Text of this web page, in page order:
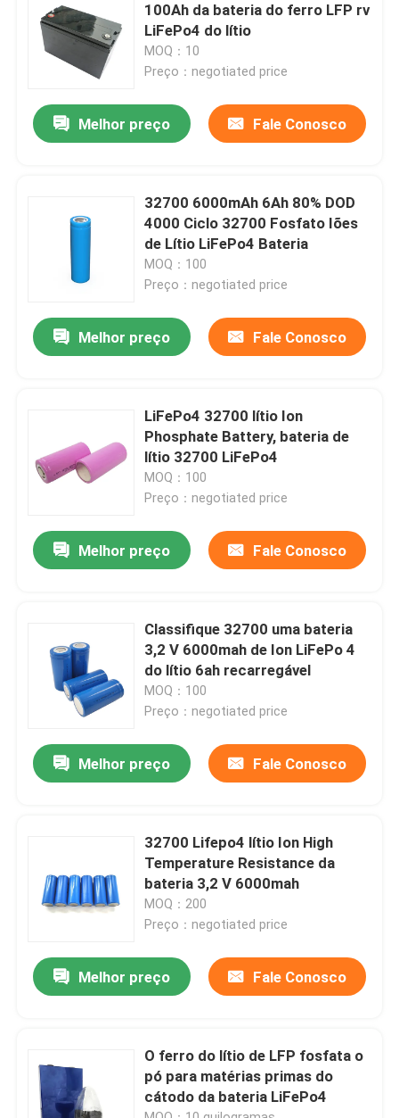
Produtos
Show de RV
Quem Somos
Controle de Qualidade
notícias
Bateria do íon LiFePO4 do lítio
100Ah da bateria do ferro LFP rv
LiFePo4 do lítio
MOQ：10
Preço：negotiated price
Melhor preço Fale Conosco
32700 6000mAh 6Ah 80% DOD
4000 Ciclo 32700 Fosfato Iões
de Lítio LiFePo4 Bateria
MOQ：100
Preço：negotiated price
Melhor preço Fale Conosco
LiFePo4 32700 lítio Ion
Phosphate Battery, bateria de
lítio 32700 LiFePo4
MOQ：100
Preço：negotiated price
Melhor preço Fale Conosco
Classifique 32700 uma bateria
3,2 V 6000mah de Ion LiFePo 4
do lítio 6ah recarregável
MOQ：100
Preço：negotiated price
Melhor preço Fale Conosco
32700 Lifepo4 lítio Ion High
Temperature Resistance da
bateria 3,2 V 6000mah
MOQ：200
Preço：negotiated price
Melhor preço Fale Conosco
O ferro do lítio de LFP fosfata o
pó para matérias primas do
cátodo da bateria LiFePo4